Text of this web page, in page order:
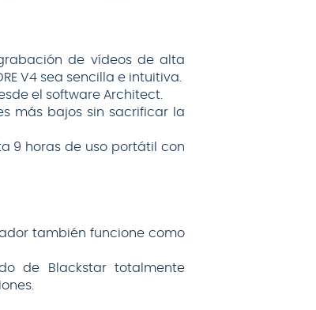
de vídeos de alta
V4 sea sencilla e intuitiva.
el software Architect.
más bajos sin sacrificar la
9 horas de uso portátil con
también funcione como
de Blackstar totalmente